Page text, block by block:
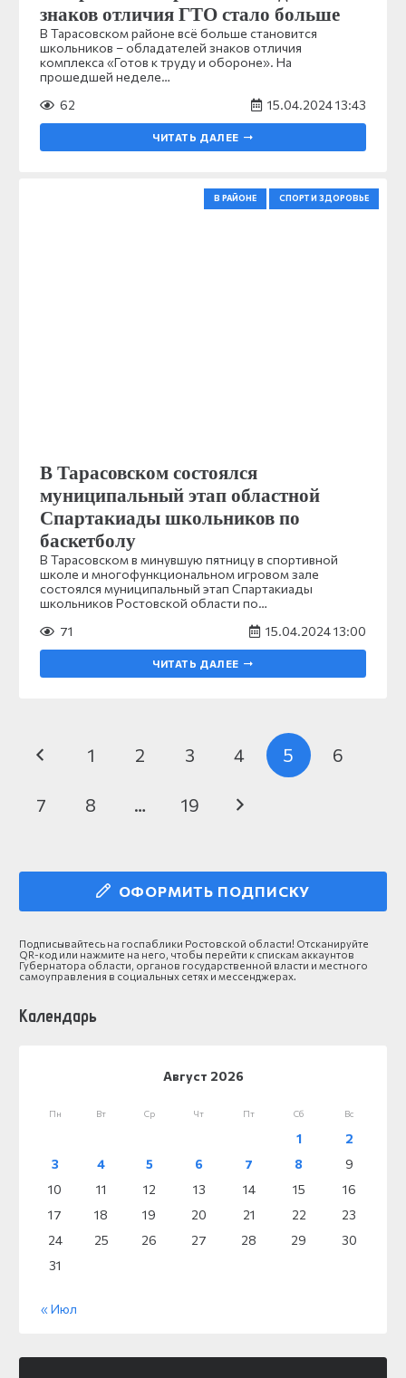
знаков отличия ГТО стало больше
В Тарасовском районе всё больше становится
школьников – обладателей знаков отличия
комплекса «Готов к труду и обороне». На
прошедшей неделе…
62
15.04.2024 13:43
ЧИТАТЬ ДАЛЕЕ
В РАЙОНЕ СПОРТ И ЗДОРОВЬЕ
В Тарасовском состоялся
муниципальный этап областной
Спартакиады школьников по
баскетболу
В Тарасовском в минувшую пятницу в спортивной
школе и многофункциональном игровом зале
состоялся муниципальный этап Спартакиады
школьников Ростовской области по…
71
15.04.2024 13:00
ЧИТАТЬ ДАЛЕЕ
1 2 3 4 5 6
7 8 … 19
ОФОРМИТЬ ПОДПИСКУ
Подписывайтесь на госпаблики Ростовской области! Отсканируйте
QR-код или нажмите на него, чтобы перейти к спискам аккаунтов
Губернатора области, органов государственной власти и местного
самоуправления в социальных сетях и мессенджерах.
Календарь
Август 2026
Пн Вт Ср Чт Пт Сб Вс
1
2
3
4 5 6 7 8
9
10
11 12 13 14 15
16
17
18 19 20 21 22
23
24
25 26 27 28 29
30
31
« Июл